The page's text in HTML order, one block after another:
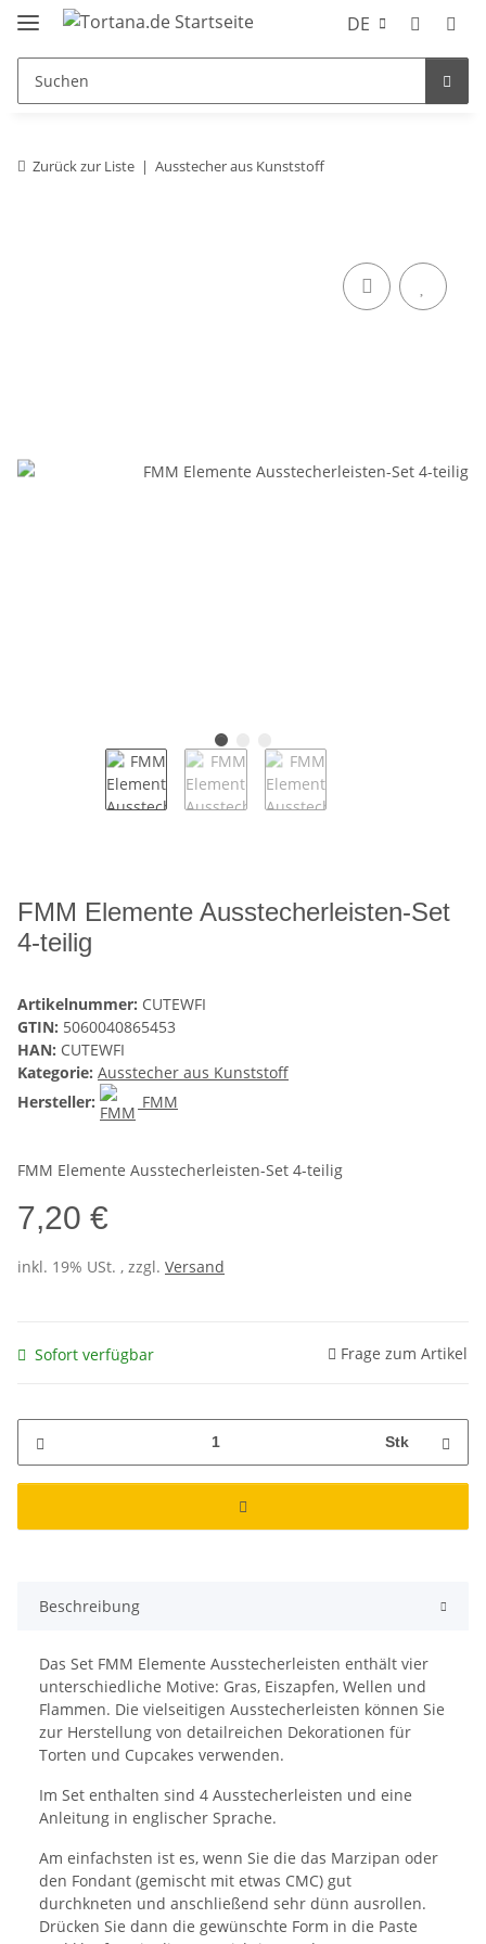
DE
Zurück zur Liste Ausstecher aus Kunststoff
FMM Elemente Ausstecherleisten-Set
4-teilig
Artikelnummer: CUTEWFI
GTIN: 5060040865453
HAN: CUTEWFI
Kategorie: Ausstecher aus Kunststoff
Hersteller:
FMM
FMM Elemente Ausstecherleisten-Set 4-teilig
7,20 €
inkl. 19% USt. , zzgl. Versand
Sofort verfügbar Frage zum Artikel
Stk
Beschreibung
Das Set FMM Elemente Ausstecherleisten enthält vier
unterschiedliche Motive: Gras, Eiszapfen, Wellen und
Flammen. Die vielseitigen Ausstecherleisten können Sie
zur Herstellung von detailreichen Dekorationen für
Torten und Cupcakes verwenden.
Im Set enthalten sind 4 Ausstecherleisten und eine
Anleitung in englischer Sprache.
Am einfachsten ist es, wenn Sie die das Marzipan oder
den Fondant (gemischt mit etwas CMC) gut
durchkneten und anschließend sehr dünn ausrollen.
Drücken Sie dann die gewünschte Form in die Paste